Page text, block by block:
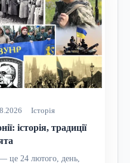
Історія
історія, традиції
це 24 лютого, день,